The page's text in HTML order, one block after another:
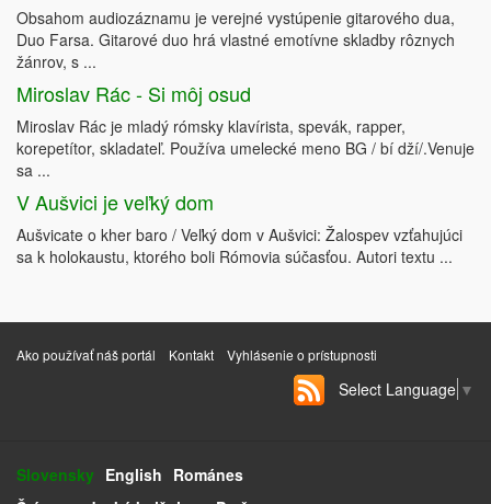
Obsahom audiozáznamu je verejné vystúpenie gitarového dua,
Duo Farsa. Gitarové duo hrá vlastné emotívne skladby rôznych
žánrov, s ...
Miroslav Rác - Si môj osud
Miroslav Rác je mladý rómsky klavírista, spevák, rapper,
korepetítor, skladateľ. Používa umelecké meno BG / bí dží/.Venuje
sa ...
V Aušvici je veľký dom
Aušvicate o kher baro / Veľký dom v Aušvici: Žalospev vzťahujúci
sa k holokaustu, ktorého boli Rómovia súčasťou. Autori textu ...
Ako používať náš portál Kontakt Vyhlásenie o prístupnosti
Select Language ▼
Slovensky English Románes